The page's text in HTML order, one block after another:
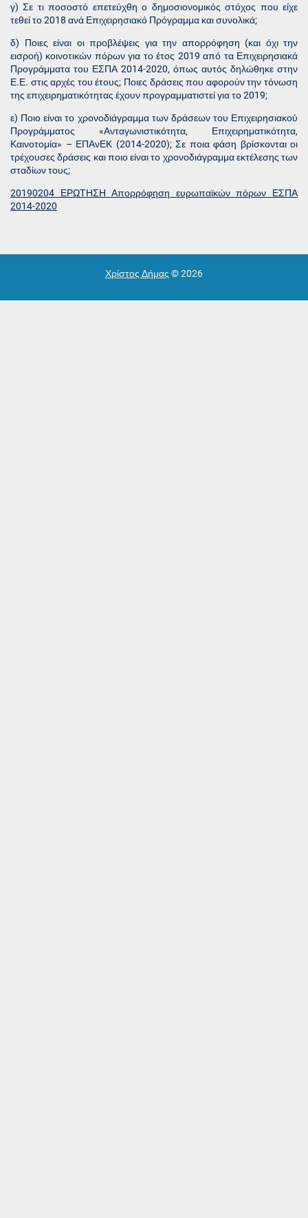
γ) Σε τι ποσοστό επετεύχθη ο δημοσιονομικός στόχος που είχε
τεθεί το 2018 ανά Επιχειρησιακό Πρόγραμμα και συνολικά;
δ) Ποιες είναι οι προβλέψεις για την απορρόφηση (και όχι την
εισροή) κοινοτικών πόρων για το έτος 2019 από τα Επιχειρησιακά
Προγράμματα του ΕΣΠΑ 2014-2020, όπως αυτός δηλώθηκε στην
Ε.Ε. στις αρχές του έτους; Ποιες δράσεις που αφορούν την τόνωση
της επιχειρηματικότητας έχουν προγραμματιστεί για το 2019;
ε) Ποιο είναι το χρονοδιάγραμμα των δράσεων του Επιχειρησιακού
Προγράμματος «Ανταγωνιστικότητα, Επιχειρηματικότητα,
Καινοτομία» – ΕΠΑνΕΚ (2014-2020); Σε ποια φάση βρίσκονται οι
τρέχουσες δράσεις και ποιο είναι το χρονοδιάγραμμα εκτέλεσης των
σταδίων τους;
20190204 ΕΡΩΤΗΣΗ Απορρόφηση ευρωπαϊκών πόρων ΕΣΠΑ
2014-2020
Χρίστος Δήμας © 2026